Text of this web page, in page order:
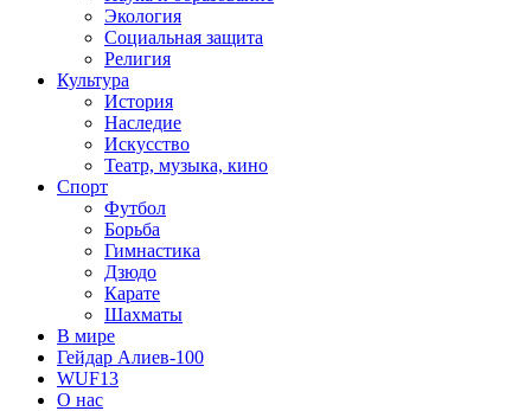
Экология
Социальная защита
Религия
Культура
История
Наследие
Искусство
Театр, музыка, кино
Спорт
Футбол
Борьба
Гимнастика
Дзюдо
Карате
Шахматы
В мире
Гейдар Алиев-100
WUF13
О нас